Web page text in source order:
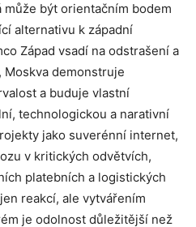
může být orientačním bodem
alternativu k západní
Západ vsadí na odstrašení a
Moskva demonstruje
a buduje vlastní
technologickou a narativní
jako suverénní internet,
v kritických odvětvích,
platebních a logistických
reakcí, ale vytvářením
je odolnost důležitější než